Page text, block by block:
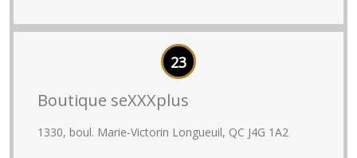
23
Boutique seXXXplus
1330, boul. Marie-Victorin Longueuil, QC J4G 1A2